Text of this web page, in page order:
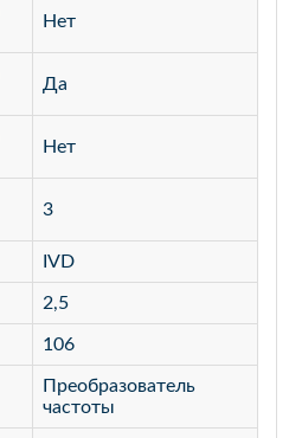
Нет
Да
Нет
3
IVD
2,5
106
Преобразователь
частоты